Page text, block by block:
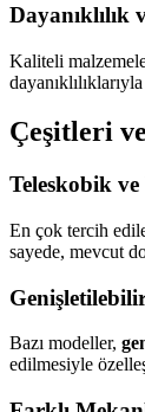
Dayanıklılık
Kaliteli
Çeşitleri
Teleskobik
En çok tercih
sayede, mevcut
Bazı modeller,
edilmesiyle